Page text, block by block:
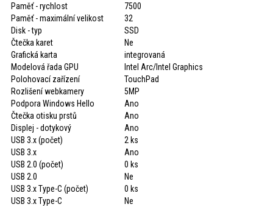
Paměť - rychlost
7500
Paměť - maximální velikost
32
Disk - typ
SSD
Čtečka karet
Ne
Grafická karta
integrovaná
Modelová řada GPU
Intel Arc/Intel Graphics
Polohovací zařízení
TouchPad
Rozlišení webkamery
5MP
Podpora Windows Hello
Ano
Čtečka otisku prstů
Ano
Displej - dotykový
Ano
USB 3.x (počet)
2 ks
USB 3.x
Ano
USB 2.0 (počet)
0 ks
USB 2.0
Ne
USB 3.x Type-C (počet)
0 ks
USB 3.x Type-C
Ne